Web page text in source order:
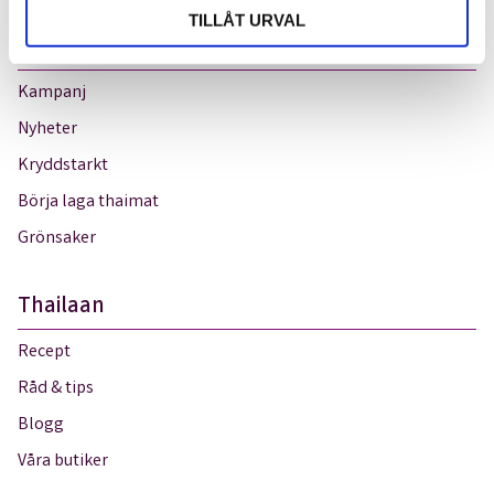
TILLÅT URVAL
Sortiment
Kampanj
Nyheter
Kryddstarkt
Börja laga thaimat
Grönsaker
Thailaan
Recept
Råd & tips
Blogg
Våra butiker